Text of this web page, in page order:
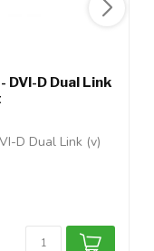
DVI-D Dual Link
D Dual Link (v)